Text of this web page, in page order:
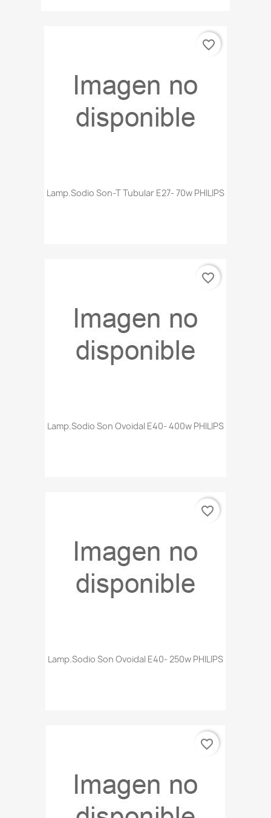
Lamp.sodio Son-T Tubular E27- 70w PHILIPS
favorite_border
Lamp.sodio Son Ovoidal E40- 400w PHILIPS
favorite_border
Lamp.sodio Son Ovoidal E40- 250w PHILIPS
favorite_border
favorite_border